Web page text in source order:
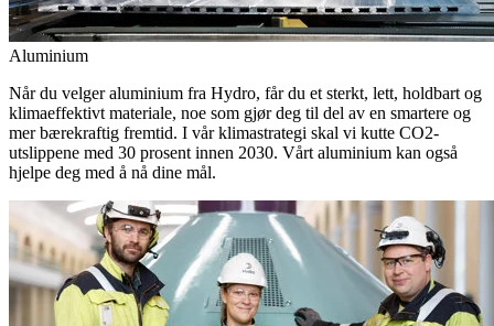
Aluminium
Når du velger aluminium fra Hydro, får du et sterkt, lett, holdbart og
klimaeffektivt materiale, noe som gjør deg til del av en smartere og
mer bærekraftig fremtid. I vår klimastrategi skal vi kutte CO2-
utslippene med 30 prosent innen 2030. Vårt aluminium kan også
hjelpe deg med å nå dine mål.